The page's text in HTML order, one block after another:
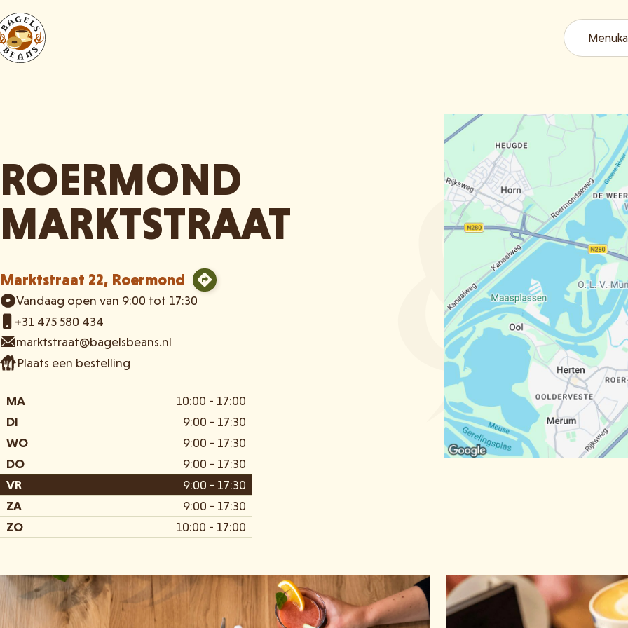
ROERMOND
MARKTSTRAAT
Marktstraat 22, Roermond
Vandaag open van 9:00 tot 17:30
+31 475 580 434
marktstraat@bagelsbeans.nl
Plaats een bestelling
MA
10:00 - 17:00
DI
9:00 - 17:30
WO
9:00 - 17:30
DO
9:00 - 17:30
VR
9:00 - 17:30
ZA
9:00 - 17:30
ZO
10:00 - 17:00